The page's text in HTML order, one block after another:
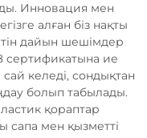
Инновация мен
алған біз нақты
дайын шешімдер
сертификатына ие
келеді, сондықтан
болып табылады.
қораптар
сапа мен қызметті